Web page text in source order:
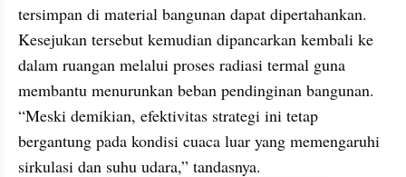
tersimpan di material bangunan dapat dipertahankan.
Kesejukan tersebut kemudian dipancarkan kembali ke
dalam ruangan melalui proses radiasi termal guna
membantu menurunkan beban pendinginan bangunan.
“Meski demikian, efektivitas strategi ini tetap
bergantung pada kondisi cuaca luar yang memengaruhi
sirkulasi dan suhu udara,” tandasnya.